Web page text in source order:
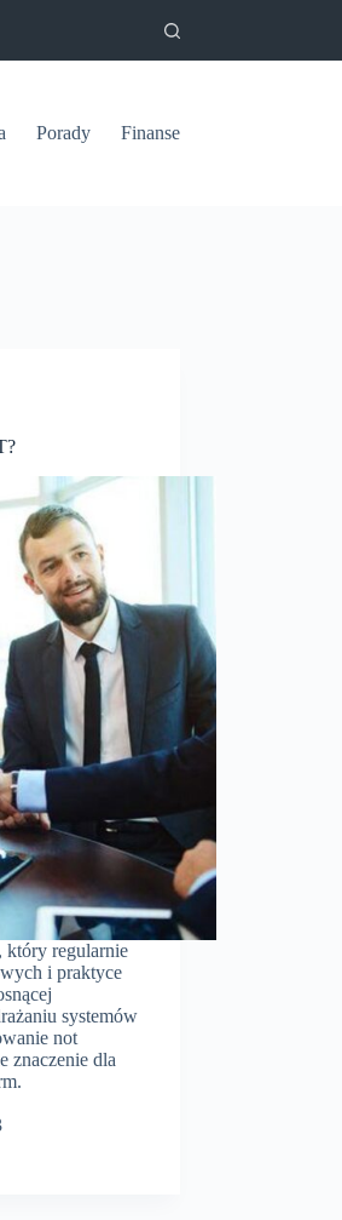
Porady Finanse
który regularnie
i praktyce
systemów
not
znaczenie dla